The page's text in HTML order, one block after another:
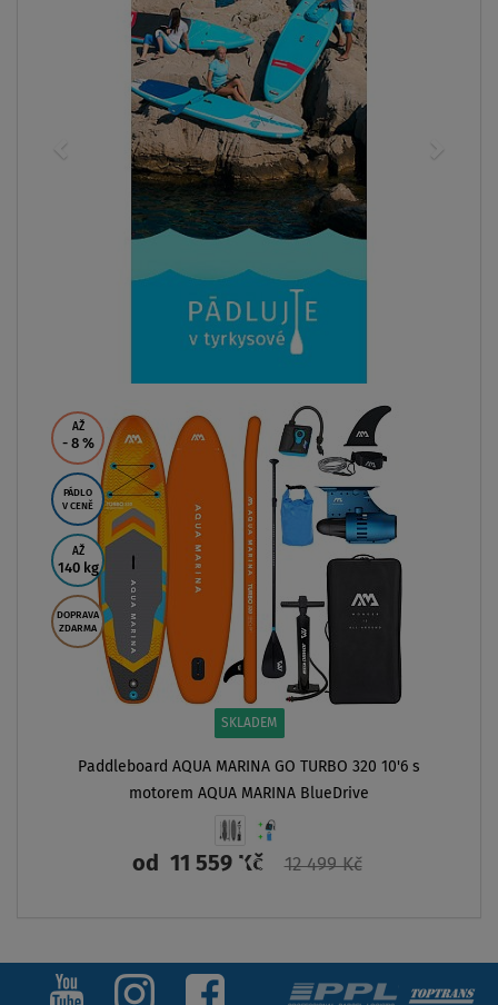
AŽ
- 8 %
PÁDLO
V CENĚ
AŽ
140 kg
DOPRAVA
ZDARMA
SKLADEM
Paddleboard AQUA MARINA GO TURBO 320 10'6 s
motorem AQUA MARINA BlueDrive
od11 559 Kč 12 499 Kč